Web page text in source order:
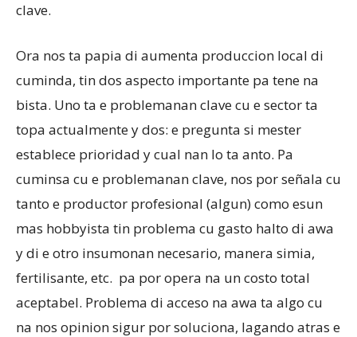
clave.
Ora nos ta papia di aumenta produccion local di
cuminda, tin dos aspecto importante pa tene na
bista. Uno ta e problemanan clave cu e sector ta
topa actualmente y dos: e pregunta si mester
establece prioridad y cual nan lo ta anto. Pa
cuminsa cu e problemanan clave, nos por señala cu
tanto e productor profesional (algun) como esun
mas hobbyista tin problema cu gasto halto di awa
y di e otro insumonan necesario, manera simia,
fertilisante, etc. pa por opera na un costo total
aceptabel. Problema di acceso na awa ta algo cu
na nos opinion sigur por soluciona, lagando atras e